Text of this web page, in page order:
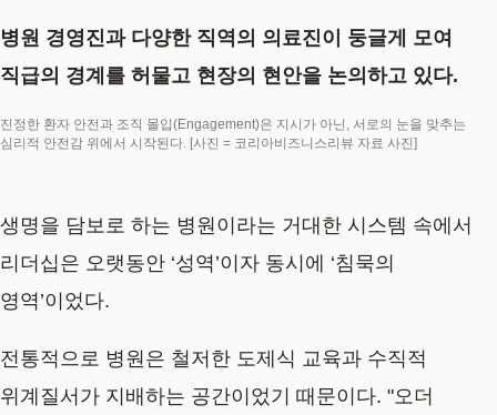
병원 경영진과 다양한 직역의 의료진이 둥글게 모여
직급의 경계를 허물고 현장의 현안을 논의하고 있다.
진정한 환자 안전과 조직 몰입(Engagement)은 지시가 아닌, 서로의 눈을 맞추는
심리적 안전감 위에서 시작된다. [사진 = 코리아비즈니스리뷰 자료 사진]
생명을 담보로 하는 병원이라는 거대한 시스템 속에서
리더십은 오랫동안 ‘성역’이자 동시에 ‘침묵의
영역’이었다.
전통적으로 병원은 철저한 도제식 교육과 수직적
위계질서가 지배하는 공간이었기 때문이다. "오더